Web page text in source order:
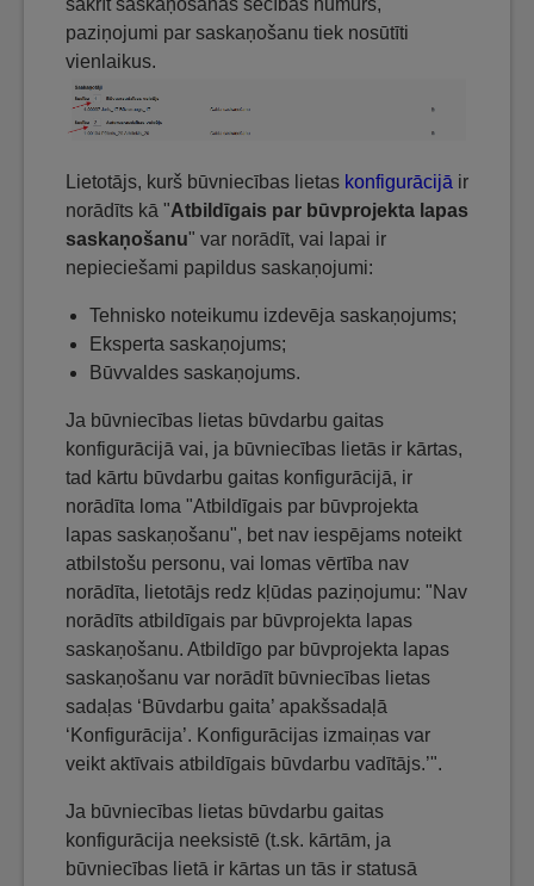
sakrīt saskaņošanas secības numurs,
paziņojumi par saskaņošanu tiek nosūtīti
vienlaikus.
Lietotājs, kurš būvniecības lietas konfigurācijā ir
norādīts kā "Atbildīgais par būvprojekta lapas
saskaņošanu" var norādīt, vai lapai ir
nepieciešami papildus saskaņojumi:
Tehnisko noteikumu izdevēja saskaņojums;
Eksperta saskaņojums;
Būvvaldes saskaņojums.
Ja būvniecības lietas būvdarbu gaitas
konfigurācijā vai, ja būvniecības lietās ir kārtas,
tad kārtu būvdarbu gaitas konfigurācijā, ir
norādīta loma "Atbildīgais par būvprojekta
lapas saskaņošanu", bet nav iespējams noteikt
atbilstošu personu, vai lomas vērtība nav
norādīta, lietotājs redz kļūdas paziņojumu: "Nav
norādīts atbildīgais par būvprojekta lapas
saskaņošanu. Atbildīgo par būvprojekta lapas
saskaņošanu var norādīt būvniecības lietas
sadaļas ‘Būvdarbu gaita’ apakšsadaļā
‘Konfigurācija’. Konfigurācijas izmaiņas var
veikt aktīvais atbildīgais būvdarbu vadītājs.’".
Ja būvniecības lietas būvdarbu gaitas
konfigurācija neeksistē (t.sk. kārtām, ja
būvniecības lietā ir kārtas un tās ir statusā